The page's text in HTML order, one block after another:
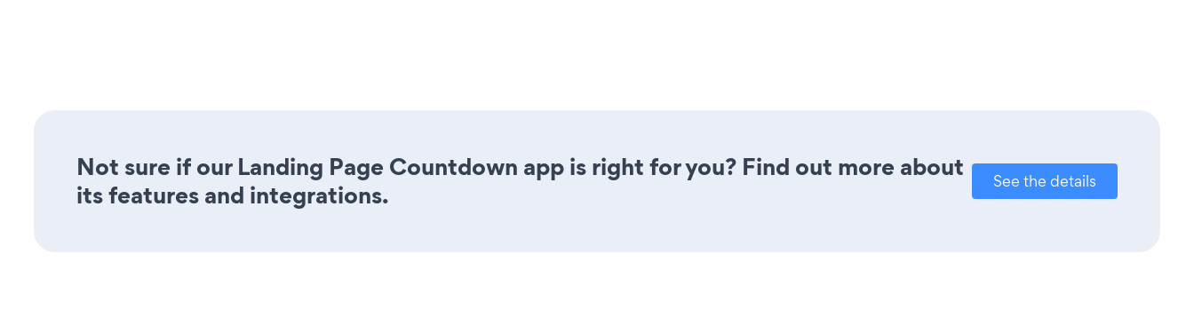
Not sure if our Landing Page Countdown app is right for you? Find out more about
its features and integrations.
See the details